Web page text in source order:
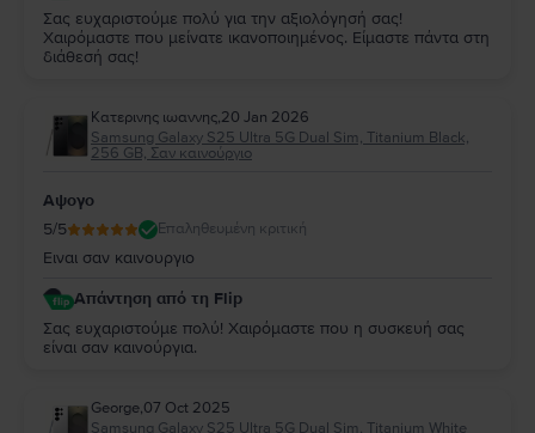
Σας ευχαριστούμε πολύ για την αξιολόγησή σας!
Χαιρόμαστε που μείνατε ικανοποιημένος. Είμαστε πάντα στη
διάθεσή σας!
Κατερινης ιωαννης,20 Jan 2026
Samsung Galaxy S25 Ultra 5G Dual Sim, Titanium Black,
256 GB, Σαν καινούργιο
Αψογο
5/5 Επαληθευμένη κριτική
Ειναι σαν καινουργιο
Απάντηση από τη Flip
Σας ευχαριστούμε πολύ! Χαιρόμαστε που η συσκευή σας
είναι σαν καινούργια.
George,07 Oct 2025
Samsung Galaxy S25 Ultra 5G Dual Sim, Titanium White